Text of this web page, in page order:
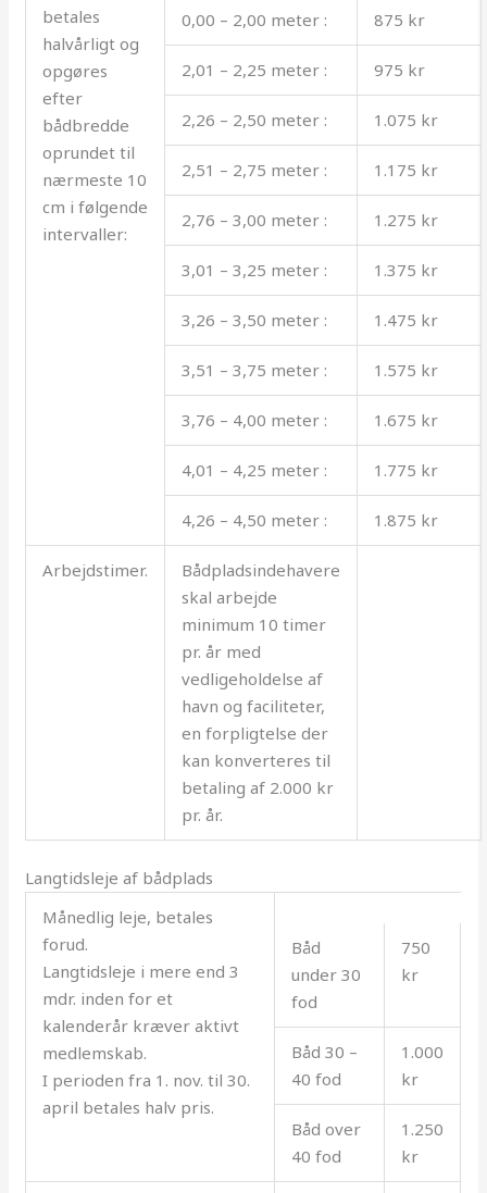
betales
halvårligt og
opgøres
efter
bådbredde
oprundet til
nærmeste 10
cm i følgende
intervaller:
0,00 – 2,00 meter : 875 kr
2,01 – 2,25 meter : 975 kr
2,26 – 2,50 meter : 1.075 kr
2,51 – 2,75 meter : 1.175 kr
2,76 – 3,00 meter : 1.275 kr
3,01 – 3,25 meter : 1.375 kr
3,26 – 3,50 meter : 1.475 kr
3,51 – 3,75 meter : 1.575 kr
3,76 – 4,00 meter : 1.675 kr
4,01 – 4,25 meter : 1.775 kr
4,26 – 4,50 meter : 1.875 kr
Arbejdstimer.
Bådpladsindehavere
skal arbejde
minimum 10 timer
pr. år med
vedligeholdelse af
havn og faciliteter,
en forpligtelse der
kan konverteres til
betaling af 2.000 kr
pr. år.
Langtidsleje af bådplads
Månedlig leje, betales
forud.
Langtidsleje i mere end 3
mdr. inden for et
kalenderår kræver aktivt
medlemskab.
I perioden fra 1. nov. til 30.
april betales halv pris.
Båd
under 30
fod
750
kr
Båd 30 –
40 fod
1.000
kr
Båd over
40 fod
1.250
kr